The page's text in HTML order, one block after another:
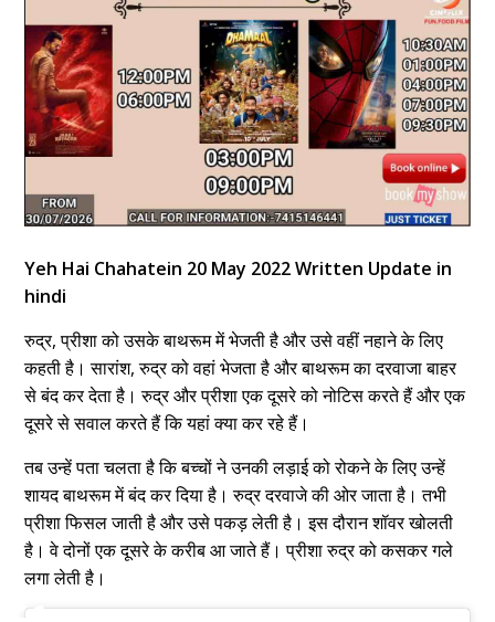
Yeh Hai Chahatein 20 May 2022 Written Update in
hindi
रुद्र, प्रीशा को उसके बाथरूम में भेजती है और उसे वहीं नहाने के लिए
कहती है। सारांश, रुद्र को वहां भेजता है और बाथरूम का दरवाजा बाहर
से बंद कर देता है। रुद्र और प्रीशा एक दूसरे को नोटिस करते हैं और एक
दूसरे से सवाल करते हैं कि यहां क्या कर रहे हैं।
तब उन्हें पता चलता है कि बच्चों ने उनकी लड़ाई को रोकने के लिए उन्हें
शायद बाथरूम में बंद कर दिया है। रुद्र दरवाजे की ओर जाता है। तभी
प्रीशा फिसल जाती है और उसे पकड़ लेती है। इस दौरान शॉवर खोलती
है। वे दोनों एक दूसरे के करीब आ जाते हैं। प्रीशा रुद्र को कसकर गले
लगा लेती है।